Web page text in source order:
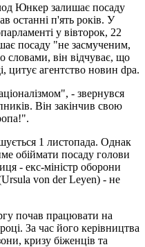
Юнкер залишає посаду
останні п'ять років. У
у вівторок, 22
посаду "не засмученим,
словами, він відчуває, що
цитує агентство новин dpa.
- звернувся
Він закінчив свою
1 листопада. Однак
обіймати посаду голови
- екс-міністр оборони
von der Leyen) - не
почав працювати на
За час його керівництва
кризу біженців та